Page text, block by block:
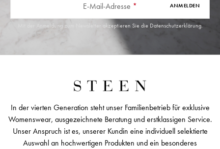
E-Mail-Adresse * ANMELDEN
Mit der Anmeldung zum Newsletter akzeptieren Sie die Datenschutzerklärung.
In der vierten Generation steht unser Familienbetrieb für exklusive
Womenswear, ausgezeichnete Beratung und erstklassigen Service.
Unser Anspruch ist es, unserer Kundin eine individuell selektierte
Auswahl an hochwertigen Produkten und ein besonderes